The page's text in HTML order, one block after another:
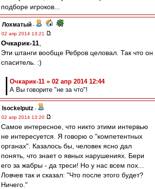
подборе игроков...
Лохматый -
02 апр 2014 13:21
Очкарик-11
Эти штанги вообще Ребров целовал. Так что он
спаситель. :)
Очкарик-11 » 02 апр 2014 12:44
А Вы говорите "не за что"!
Isockelputz -
02 апр 2014 13:20
Самое интересное, что никто этими интервью
не интересуется. Я говорю о "компетентных
органах". Казалось бы, человек ясно дал
понять, что знает о явных нарушениях. Бери
его за жабры - да треси! Но у нас всем пох...
Ловчев так и сказал: "Что после этого будет?
Ничего."